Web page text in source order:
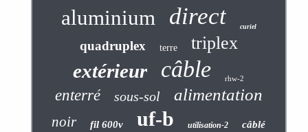
aluminium direct curiel
quadruplex terre triplex
extérieur câble rhw-2
enterré sous-sol alimentation
noir fil 600v uf-b utilisation-2 câblé